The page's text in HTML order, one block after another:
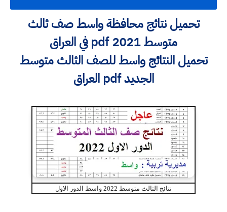
تحميل نتائج محافظة واسط صف ثالث
متوسط 2021 pdf في العراق
تحميل النتائج واسط للصف الثالث متوسط
الجديد pdf العراق
نتائج الثالث متوسط 2022 واسط الدور الاول